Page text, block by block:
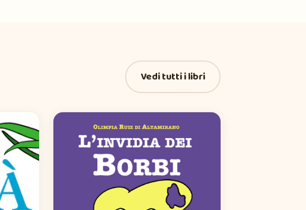
Vedi tutti i libri